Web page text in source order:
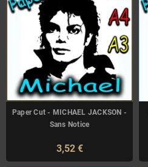
Paper Cut - MICHAEL JACKSON -
Sans Notice
3,52 €